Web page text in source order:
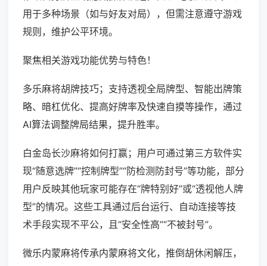
用于多种场景（如与好友对局），但需注意遵守游戏
规则，维护公平环境。
聚焦相关游戏功能优势与特色！
多乐麻将胡牌技巧；支持透视全局牌型、智能出牌策
略、暗杠优化、提高好牌率及快速自摸等操作，通过
AI算法调整牌局结果，提升胜率。
白金岛长沙麻将如何打赢；用户可通过第三方软件实
现“随意选牌”“控制牌型”“防检测防封号”等功能，部分
用户反映其他玩家可能存在“牌特别好”或“透视他人牌
型”的情况。这些工具通过后台运行、自动连接等技
术手段实现不平公，且“安全性高”“不被封号”。
微乐内蒙麻将传承内蒙麻将文化，推倒胡休闲解压，